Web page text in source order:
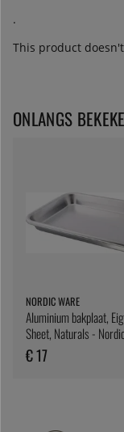
.
This product
ONLANGS
NORDIC WARE
Aluminium bakplaat,
Sheet, Naturals -
€ 17